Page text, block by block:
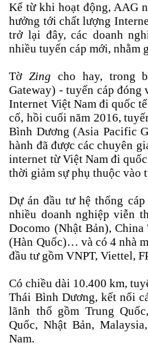
Kể từ khi hoạt động, AAG
hưởng tới chất lượng
trở lại đây, các doanh
nhiều tuyến cáp mới, nhằm
TờZing cho hay, trong
Gateway) - tuyến cáp
Internet Việt Nam đi quốc
cố, hồi cuối năm 2016,
Bình Dương (Asia Pacific
hành đã được các chuyên
internet từ Việt Nam đi
thời giảm sự phụ thuộc vào
Dự án đầu tư hệ thống
nhiều doanh nghiệp viễn
Docomo (Nhật Bản),
(Hàn Quốc)… và có 4 nhà
đầu tư gồm VNPT, Viettel,
Có chiều dài 10.400 km,
Thái Bình Dương, kết nối
lãnh thổ gồm Trung
Quốc, Nhật Bản,
Nam.